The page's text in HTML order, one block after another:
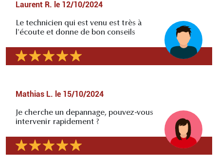
Laurent R. le 12/10/2024
Le technicien qui est venu est très à
l'écoute et donne de bon conseils
Mathias L. le 15/10/2024
Je cherche un depannage, pouvez-vous
intervenir rapidement ?